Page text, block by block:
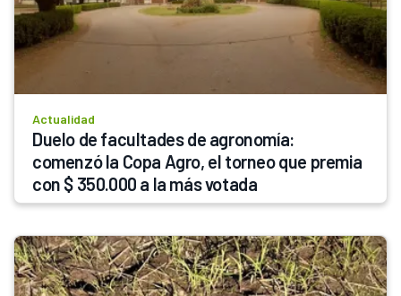
Actualidad
Duelo de facultades de agronomía:
comenzó la Copa Agro, el torneo que premia